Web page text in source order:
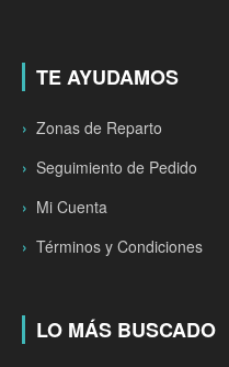
TE AYUDAMOS
Zonas de Reparto
Seguimiento de Pedido
Mi Cuenta
Términos y Condiciones
LO MÁS BUSCADO